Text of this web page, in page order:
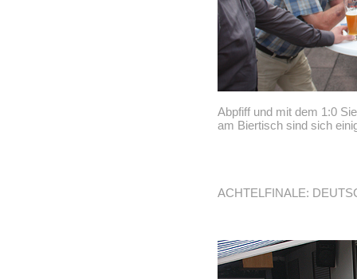
Abpfiff und mit dem 1:0
am Biertisch sind sich
ACHTELFINALE: